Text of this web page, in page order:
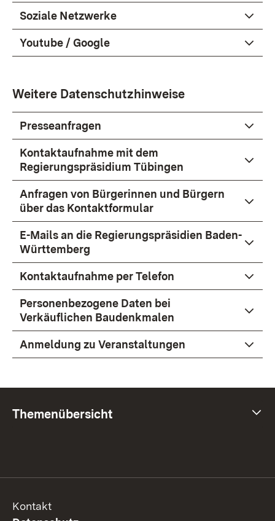
Soziale Netzwerke
Youtube / Google
Weitere Datenschutzhinweise
Presseanfragen
Kontaktaufnahme mit dem
Regierungspräsidium Tübingen
Anfragen von Bürgerinnen und Bürgern
über das Kontaktformular
E-Mails an die Regierungspräsidien Baden-
Württemberg
Kontaktaufnahme per Telefon
Personenbezogene Daten bei
Verkäuflichen Baudenkmalen
Anmeldung zu Veranstaltungen
Themenübersicht
Themenübersicht
Kontakt